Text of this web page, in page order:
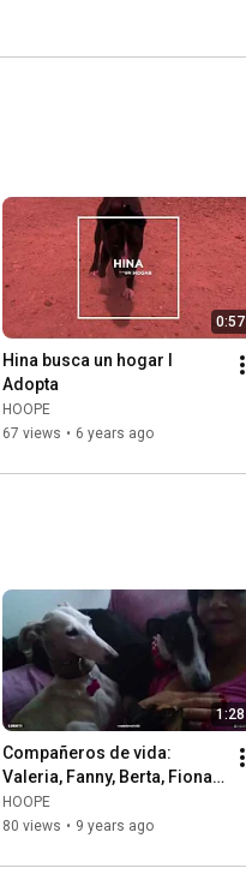
0:57
Hina busca un hogar I
Adopta
HOOPE
67 views • 6 years ago
1:28
Compañeros de vida:
Valeria, Fanny, Berta, Fiona,
Rodolfo, Lola y Flor.
HOOPE
80 views • 9 years ago